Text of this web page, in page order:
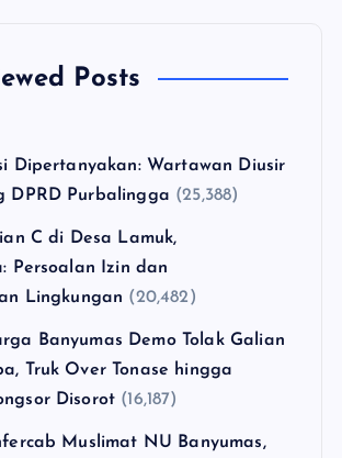
Posts
Dipertanyakan: Wartawan Diusir
DPRD Purbalingga (25,388)
C di Desa Lamuk,
Persoalan Izin dan
Lingkungan (20,482)
Banyumas Demo Tolak Galian
Truk Over Tonase hingga
Disorot (16,187)
Muslimat NU Banyumas,